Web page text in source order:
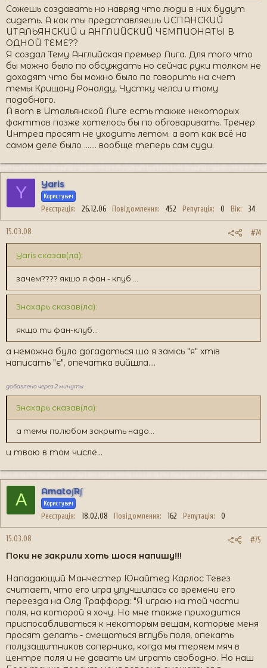
Сожешь создавать но навряд что люди в них будут
сидеть. А как ты представляешь ИСПАНСКИЙ
ИТАЛЬЯНСКИЙ и АНГЛИЙСКИЙ ЧЕМПИОНАТЫ В
ОДНОЙ ТЕМЕ??
Я создал Тему Английская премьер Лига. Для того что
бы можно было по обсуждать но сейчас руки толком не
доходят что бы можно было по говорить на счет
темы Крищану Роналду, Чустку челси и тому
подобного.
А вот в Итальянской Лиге есть также некоторых
факттов позже хотелось бы по обговаривать. Тренер
Интреа просят не уходить летом. а вот как всё на
самом деле было ....... вообще теперь сам суди.
Y Yaris
Користувач
Реєстрація 26.12.06 Повідомлення 452 Репутація 0 Вік 34
15.03.08 #74
Yaris сказав(ла):
зачем???? якшо я фан - клуб....
Знахарь сказав(ла):
якщо ти фан-клуб...
а неможна було догадаться шо я замісь "я" хтів
написать "є", опечатка вийшла....
добавлено через 2 минуты
Знахарь сказав(ла):
а темы полюбом закрыть надо...
и твою в том числе...
A Amato∫R∫
Користувач
Реєстрація 18.02.08 Повідомлення 162 Репутація 0
15.03.08 #75
Поки не закрили хоть шося напишу!!!
Нападающий Манчестер Юнайтед Карлос Тевез
считает, что его игра улучшилась со времени его
переезда на Олд Траффорд: "Я играю на той части
поля, на которой я хочу. Но мне также приходится
приспосабливаться к некоторым вещам, которые меня
просят делать - смещаться вглубь поля, опекать
полузащитников соперника, когда мы теряем мяч в
центре поля и не давать им играть свободно. Но наш